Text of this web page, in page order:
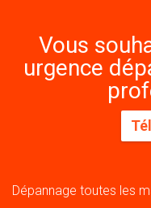
Vous
urgence
Dépannage toutes les